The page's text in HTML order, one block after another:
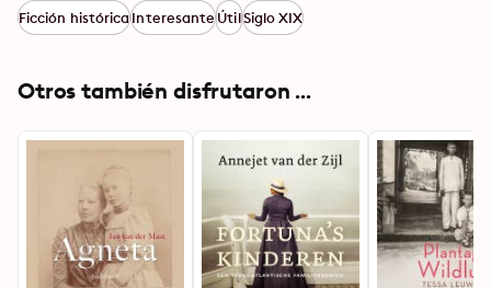
Ficción históricaInteresanteÚtilSiglo XIX
Otros también disfrutaron ...